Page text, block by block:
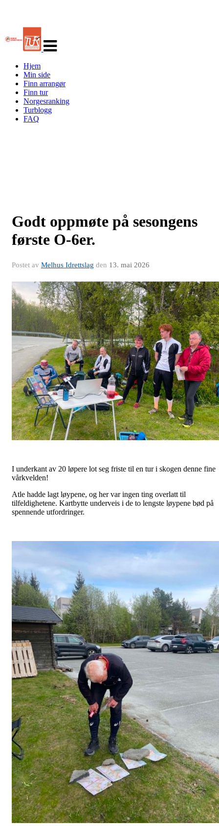
navigasjon
Hjem
Min side
Finn arrangør
Finn tur
Norgesranking
Turblogg
FAQ
Godt oppmøte på sesongens
første O-6er.
Postet av Melhus Idrettslag den 13. mai 2026
I underkant av 20 løpere lot seg friste til en tur i skogen denne fine
vårkvelden!
Atle hadde lagt løypene, og her var ingen ting overlatt til
tilfeldighetene. Kartbytte underveis i de to lengste løypene bød på
spennende utfordringer.